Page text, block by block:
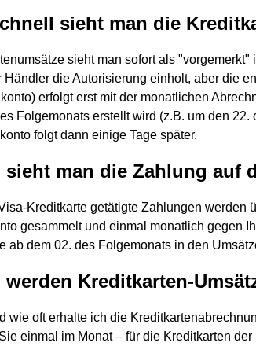
sieht man die
sieht man sofort als
Händler die Autorisierung einholt, aber die
erfolgt erst mit der monatlichen
Folgemonats erstellt wird (z.B. um den
folgt dann einige Tage später.
sieht man die Zahlung auf
Kreditkarte getätigte Zahlungen werden
gesammelt und einmal monatlich gegen
ab dem 02. des Folgemonats in den
werden Kreditkarten-
wie oft erhalte ich die
einmal im Monat – für die Kreditkarten